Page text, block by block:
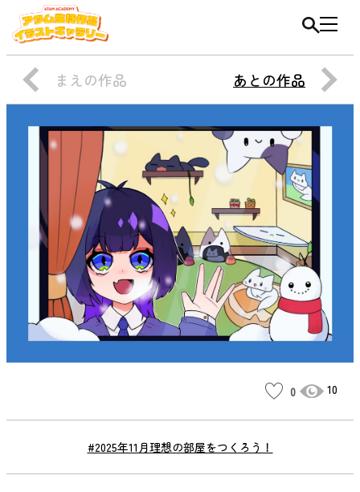
まえの作品 あとの作品
#2025年11月理想の部屋をつくろう！
0 10